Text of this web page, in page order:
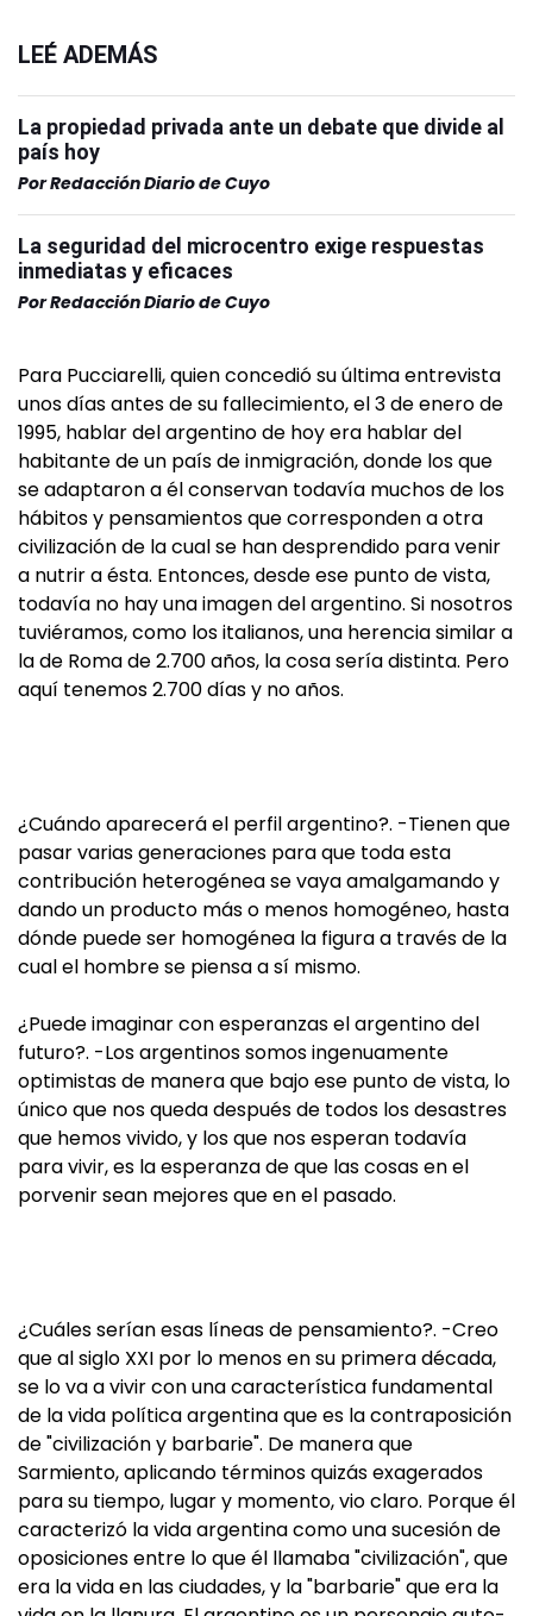
LEÉ ADEMÁS
La propiedad privada ante un debate que divide al
país hoy
PorRedacción Diario de Cuyo
La seguridad del microcentro exige respuestas
inmediatas y eficaces
PorRedacción Diario de Cuyo
Para Pucciarelli, quien concedió su última entrevista
unos días antes de su fallecimiento, el 3 de enero de
1995, hablar del argentino de hoy era hablar del
habitante de un país de inmigración, donde los que
se adaptaron a él conservan todavía muchos de los
hábitos y pensamientos que corresponden a otra
civilización de la cual se han desprendido para venir
a nutrir a ésta. Entonces, desde ese punto de vista,
todavía no hay una imagen del argentino. Si nosotros
tuviéramos, como los italianos, una herencia similar a
la de Roma de 2.700 años, la cosa sería distinta. Pero
aquí tenemos 2.700 días y no años.
¿Cuándo aparecerá el perfil argentino?. -Tienen que
pasar varias generaciones para que toda esta
contribución heterogénea se vaya amalgamando y
dando un producto más o menos homogéneo, hasta
dónde puede ser homogénea la figura a través de la
cual el hombre se piensa a sí mismo.
¿Puede imaginar con esperanzas el argentino del
futuro?. -Los argentinos somos ingenuamente
optimistas de manera que bajo ese punto de vista, lo
único que nos queda después de todos los desastres
que hemos vivido, y los que nos esperan todavía
para vivir, es la esperanza de que las cosas en el
porvenir sean mejores que en el pasado.
¿Cuáles serían esas líneas de pensamiento?. -Creo
que al siglo XXI por lo menos en su primera década,
se lo va a vivir con una característica fundamental
de la vida política argentina que es la contraposición
de "civilización y barbarie". De manera que
Sarmiento, aplicando términos quizás exagerados
para su tiempo, lugar y momento, vio claro. Porque él
caracterizó la vida argentina como una sucesión de
oposiciones entre lo que él llamaba "civilización", que
era la vida en las ciudades, y la "barbarie" que era la